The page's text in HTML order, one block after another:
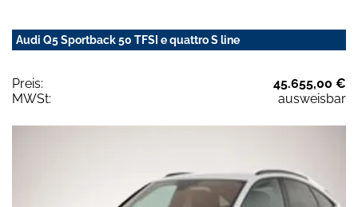
Audi Q5 Sportback 50 TFSI e quattro S line
Preis:
45.655,00 €
MWSt:
ausweisbar